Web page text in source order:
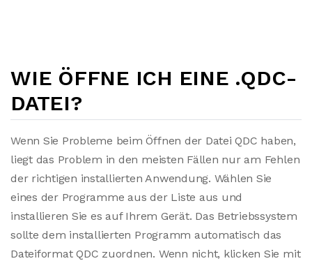
WIE ÖFFNE ICH EINE .QDC-
DATEI?
Wenn Sie Probleme beim Öffnen der Datei QDC haben,
liegt das Problem in den meisten Fällen nur am Fehlen
der richtigen installierten Anwendung. Wählen Sie
eines der Programme aus der Liste aus und
installieren Sie es auf Ihrem Gerät. Das Betriebssystem
sollte dem installierten Programm automatisch das
Dateiformat QDC zuordnen. Wenn nicht, klicken Sie mit